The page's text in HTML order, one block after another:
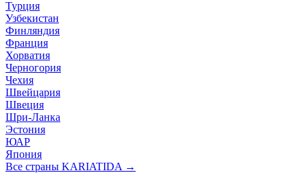
Турция
Узбекистан
Финляндия
Франция
Хорватия
Черногория
Чехия
Швейцария
Швеция
Шри-Ланка
Эстония
ЮАР
Япония
Все страны KARIATIDA →